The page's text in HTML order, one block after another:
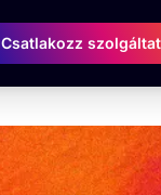
Csatlakozz